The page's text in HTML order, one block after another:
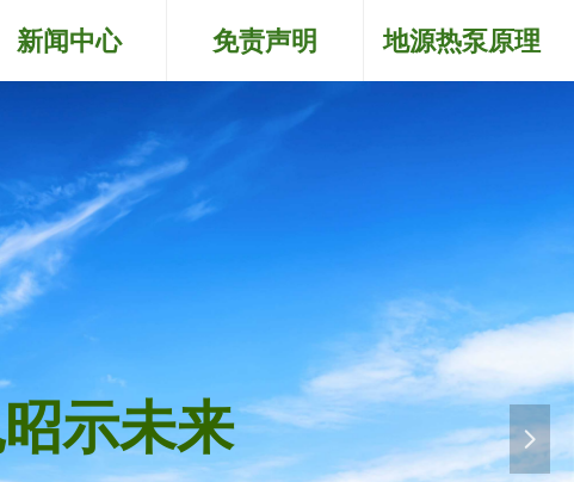
新闻中心 免责声明 地源热泵原理
示未来 넲